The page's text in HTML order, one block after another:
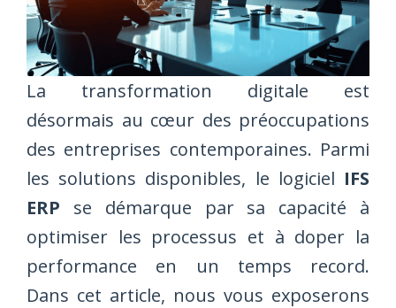
La transformation digitale est
désormais au cœur des préoccupations
des entreprises contemporaines. Parmi
les solutions disponibles, le logiciel IFS
ERP se démarque par sa capacité à
optimiser les processus et à doper la
performance en un temps record.
Dans cet article, nous vous exposerons